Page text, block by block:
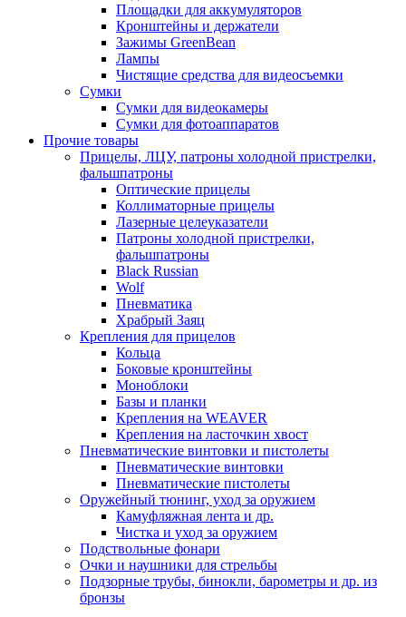
Площадки для аккумуляторов
Кронштейны и держатели
Зажимы GreenBean
Лампы
Чистящие средства для видеосъемки
Сумки
Сумки для видеокамеры
Сумки для фотоаппаратов
Прочие товары
Прицелы, ЛЦУ, патроны холодной пристрелки,
фальшпатроны
Оптические прицелы
Коллиматорные прицелы
Лазерные целеуказатели
Патроны холодной пристрелки,
фальшпатроны
Black Russian
Wolf
Пневматика
Храбрый Заяц
Крепления для прицелов
Кольца
Боковые кронштейны
Моноблоки
Базы и планки
Крепления на WEAVER
Крепления на ласточкин хвост
Пневматические винтовки и пистолеты
Пневматические винтовки
Пневматические пистолеты
Оружейный тюнинг, уход за оружием
Камуфляжная лента и др.
Чистка и уход за оружием
Подствольные фонари
Очки и наушники для стрельбы
Подзорные трубы, бинокли, барометры и др. из
бронзы